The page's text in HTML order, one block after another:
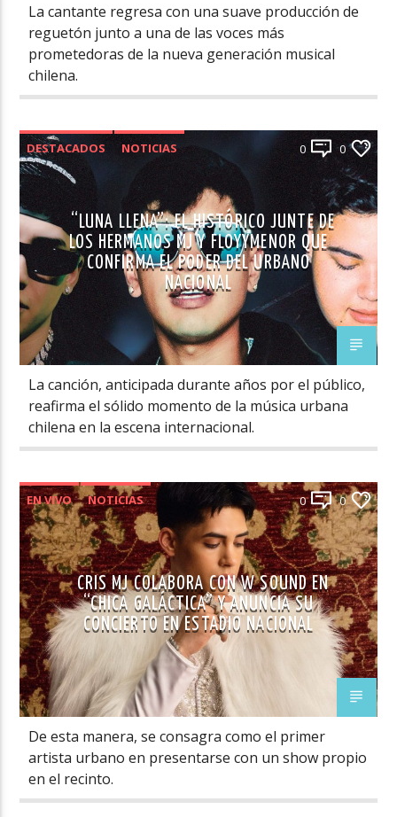
La cantante regresa con una suave producción de
reguetón junto a una de las voces más
prometedoras de la nueva generación musical
chilena.
DESTACADOS NOTICIAS 0 0
“LUNA LLENA”: EL HISTÓRICO JUNTE DE
LOS HERMANOS MJ Y FLOYYMENOR QUE
CONFIRMA EL PODER DEL URBANO
NACIONAL
La canción, anticipada durante años por el público,
reafirma el sólido momento de la música urbana
chilena en la escena internacional.
EN VIVO NOTICIAS 0 0
CRIS MJ COLABORA CON W SOUND EN
“CHICA GALÁCTICA” Y ANUNCIA SU
CONCIERTO EN ESTADIO NACIONAL
De esta manera, se consagra como el primer
artista urbano en presentarse con un show propio
en el recinto.